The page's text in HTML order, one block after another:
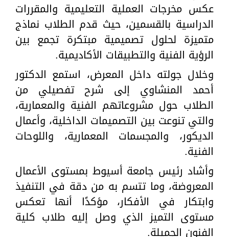
عكس مخرجات العملية التعليمية والمقررات
الدراسية بالقسمين، حيث قدم الطلاب نماذج
متميزة لحلول تصميمية مبتكرة تجمع بين
الرؤية الفنية والتطبيقات الأكاديمية.
وخلال جولته داخل المعرض، استمع الدكتور
أحمد المنشاوي إلى شرح تفصيلي من
الطلاب حول مشروعاتهم الفنية والمعمارية،
والتي تنوعت بين التصميمات الداخلية، وأعمال
الديكور، والمجسمات المعمارية، واللوحات
الفنية.
وأشاد رئيس جامعة أسيوط بمستوى الأعمال
المعروضة، وما تتسم به من دقة في التنفيذ
وابتكار في الأفكار، مؤكدًا أنها تعكس
مستوى التميز الذي وصل إليه طلاب كلية
الفنون الجميلة.